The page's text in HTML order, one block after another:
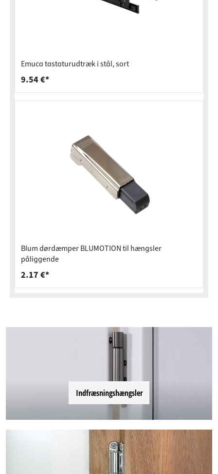
Emuca tastaturudtræk i stål, sort
9.54 €*
Blum dørdæmper BLUMOTION til hængsler
påliggende
2.17 €*
Indfræsningshængsler